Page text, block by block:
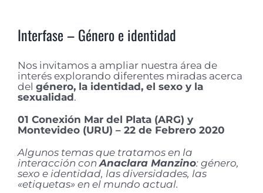
Interfase – Género e identidad
Nos invitamos a ampliar nuestra área de
interés explorando diferentes miradas acerca
del género, la identidad, el sexo y la
sexualidad.
01 Conexión Mar del Plata (ARG) y
Montevideo (URU) – 22 de Febrero 2020
Algunos temas que tratamos en la
interacción conAnaclara Manzino: género,
sexo e identidad, las diversidades, las
«etiquetas» en el mundo actual.